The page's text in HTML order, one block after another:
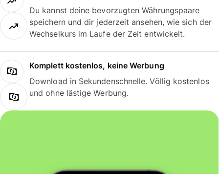
Du kannst deine bevorzugten Währungspaare
speichern und dir jederzeit ansehen, wie sich der
Wechselkurs im Laufe der Zeit entwickelt.
Komplett kostenlos, keine Werbung
Download in Sekundenschnelle. Völlig kostenlos
und ohne lästige Werbung.